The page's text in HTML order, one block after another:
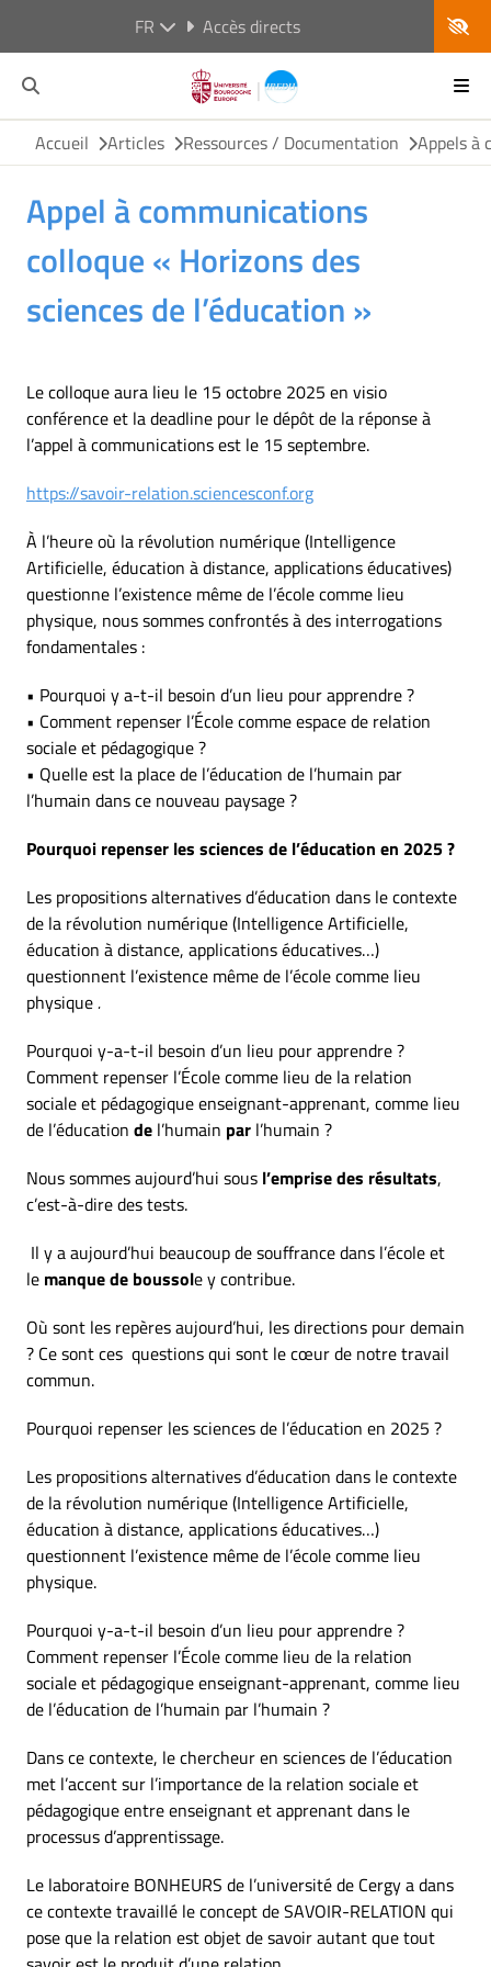
FR Accès directs
Accueil Articles Ressources / Documentation Appels à
Appel à communications
colloque « Horizons des
sciences de l’éducation »
Le colloque aura lieu le 15 octobre 2025 en visio
conférence et la deadline pour le dépôt de la réponse à
l’appel à communications est le 15 septembre.
https://savoir-relation.sciencesconf.org
À l’heure où la révolution numérique (Intelligence
Artificielle, éducation à distance, applications éducatives)
questionne l’existence même de l’école comme lieu
physique, nous sommes confrontés à des interrogations
fondamentales :
• Pourquoi y a-t-il besoin d’un lieu pour apprendre ?
• Comment repenser l’École comme espace de relation
sociale et pédagogique ?
• Quelle est la place de l’éducation de l’humain par
l’humain dans ce nouveau paysage ?
Pourquoi repenser les sciences de l’éducation en 2025 ?
Les propositions alternatives d’éducation dans le contexte
de la révolution numérique (Intelligence Artificielle,
éducation à distance, applications éducatives…)
questionnent l’existence même de l’école comme lieu
physique.
Pourquoi y-a-t-il besoin d’un lieu pour apprendre ?
Comment repenser l’École comme lieu de la relation
sociale et pédagogique enseignant-apprenant, comme lieu
de l’éducation de l’humain par l’humain ?
Nous sommes aujourd’hui sous l’emprise des résultats,
c’est-à-dire des tests.
Il y a aujourd’hui beaucoup de souffrance dans l’école et
le manque de boussole y contribue.
Où sont les repères aujourd’hui, les directions pour demain
? Ce sont ces questions qui sont le cœur de notre travail
commun.
Pourquoi repenser les sciences de l’éducation en 2025 ?
Les propositions alternatives d’éducation dans le contexte
de la révolution numérique (Intelligence Artificielle,
éducation à distance, applications éducatives…)
questionnent l’existence même de l’école comme lieu
physique.
Pourquoi y-a-t-il besoin d’un lieu pour apprendre ?
Comment repenser l’École comme lieu de la relation
sociale et pédagogique enseignant-apprenant, comme lieu
de l’éducation de l’humain par l’humain ?
Dans ce contexte, le chercheur en sciences de l’éducation
met l’accent sur l’importance de la relation sociale et
pédagogique entre enseignant et apprenant dans le
processus d’apprentissage.
Le laboratoire BONHEURS de l’université de Cergy a dans
ce contexte travaillé le concept de SAVOIR-RELATION qui
pose que la relation est objet de savoir autant que tout